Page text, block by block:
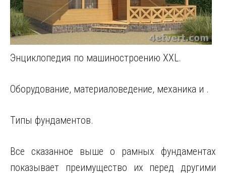
Энциклопедия по машиностроению XXL.
Оборудование, материаловедение, механика и .
Типы фундаментов.
Все сказанное выше о рамных фундаментах
показывает преимущество их перед другими